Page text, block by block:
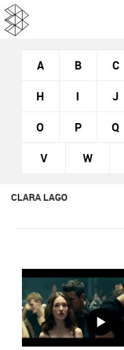
A B C
H I J
O P Q
V W
CLARA LAGO